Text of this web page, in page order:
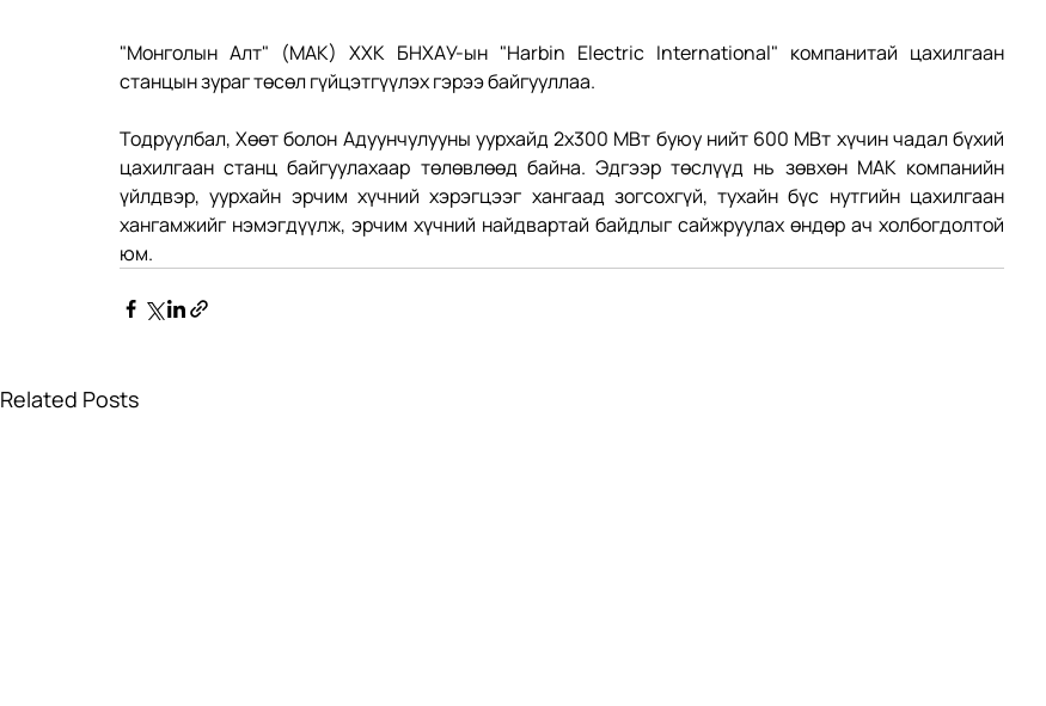
"Монголын Алт" (МАК) ХХК БНХАУ-ын "Harbin Electric International" компанитай цахилгаан
станцын зураг төсөл гүйцэтгүүлэх гэрээ байгууллаа.
Тодруулбал, Хөөт болон Адуунчулууны уурхайд 2х300 МВт буюу нийт 600 МВт хүчин чадал бүхий
цахилгаан станц байгуулахаар төлөвлөөд байна. Эдгээр төслүүд нь зөвхөн МАК компанийн
үйлдвэр, уурхайн эрчим хүчний хэрэгцээг хангаад зогсохгүй, тухайн бүс нутгийн цахилгаан
хангамжийг нэмэгдүүлж, эрчим хүчний найдвартай байдлыг сайжруулах өндөр ач холбогдолтой
юм.
Related Posts